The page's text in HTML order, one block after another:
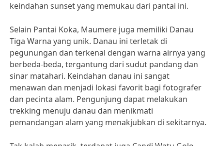
keindahan sunset yang memukau dari pantai ini.
Selain Pantai Koka, Maumere juga memiliki Danau
Tiga Warna yang unik. Danau ini terletak di
pegunungan dan terkenal dengan warna airnya yang
berbeda-beda, tergantung dari sudut pandang dan
sinar matahari. Keindahan danau ini sangat
menawan dan menjadi lokasi favorit bagi fotografer
dan pecinta alam. Pengunjung dapat melakukan
trekking menuju danau dan menikmati
pemandangan alam yang menakjubkan di sekitarnya.